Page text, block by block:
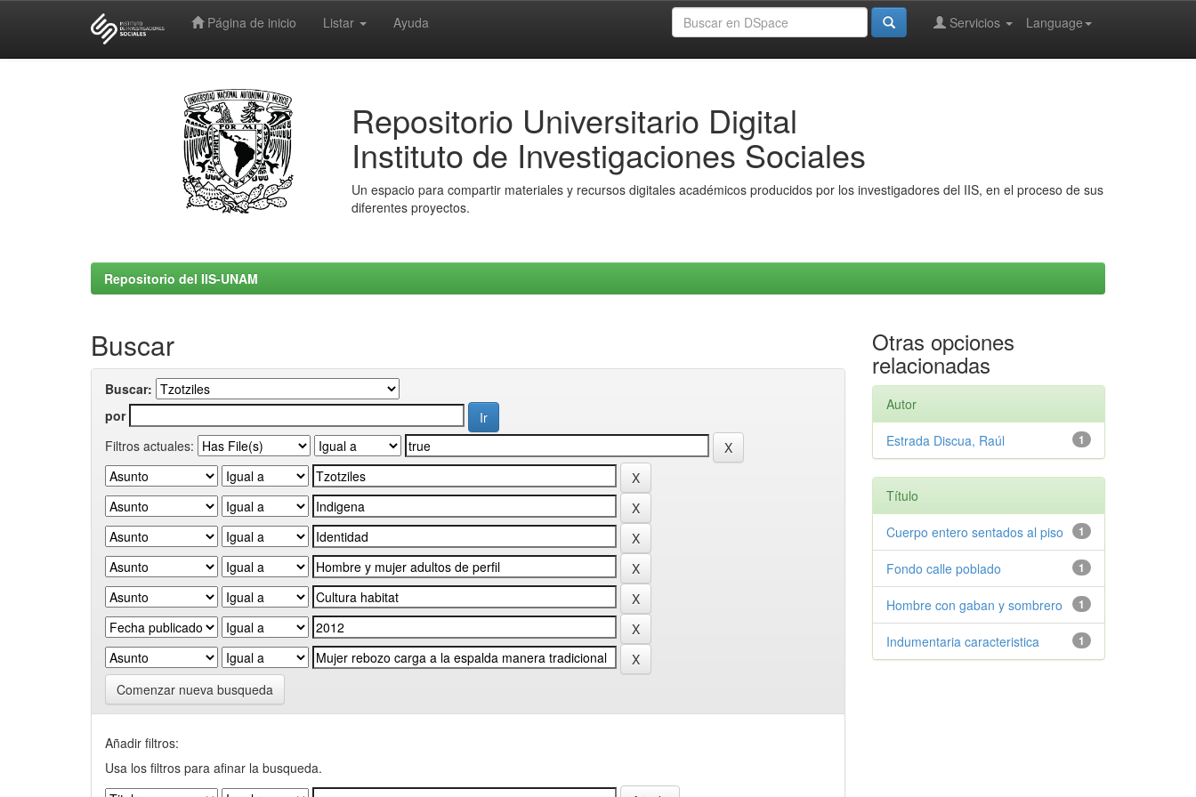
Página de inicio Listar Ayuda Language
Servicios
Repositorio Universitario Digital
Instituto de Investigaciones Sociales
Un espacio para compartir materiales y recursos digitales académicos producidos por los investigadores del IIS, en el proceso de sus
diferentes proyectos.
Repositorio del IIS-UNAM
Buscar
Buscar:
por
Filtros actuales:
Comenzar nueva busqueda
Añadir filtros:
Usa los filtros para afinar la busqueda.
Otras opciones
relacionadas
Autor
1
Estrada Discua, Raúl
Título
1
Cuerpo entero sentados al piso
1
Fondo calle poblado
1
Hombre con gaban y sombrero
1
Indumentaria caracteristica